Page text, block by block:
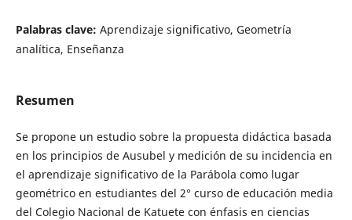
Palabras clave: Aprendizaje significativo, Geometría
analítica, Enseñanza
Resumen
Se propone un estudio sobre la propuesta didáctica basada
en los principios de Ausubel y medición de su incidencia en
el aprendizaje significativo de la Parábola como lugar
geométrico en estudiantes del 2° curso de educación media
del Colegio Nacional de Katuete con énfasis en ciencias